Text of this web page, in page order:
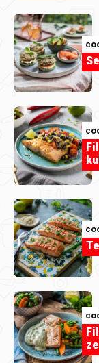
onemogućuju
redizajn
obrasci, video),
uvođenje
redovite
za
Cilj nam je do kraja
WCAG 2.2
Povratne
Ako naiđete na
imate prijedlog
nas kontaktirajte.
Podravka d.d.